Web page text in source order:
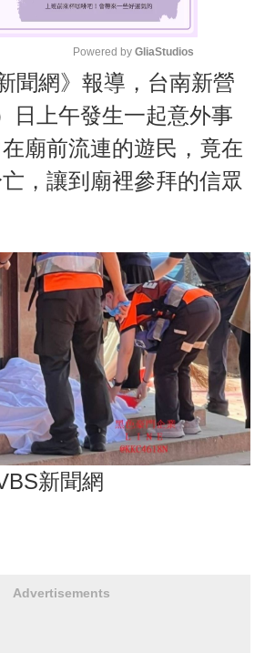
M
e
Powered by GliaStudios
聞網》報導，台南新營
日上午發生一起意外事
廟前流連的遊民，竟在
，讓到廟裡參拜的信眾
新聞網
Advertisements